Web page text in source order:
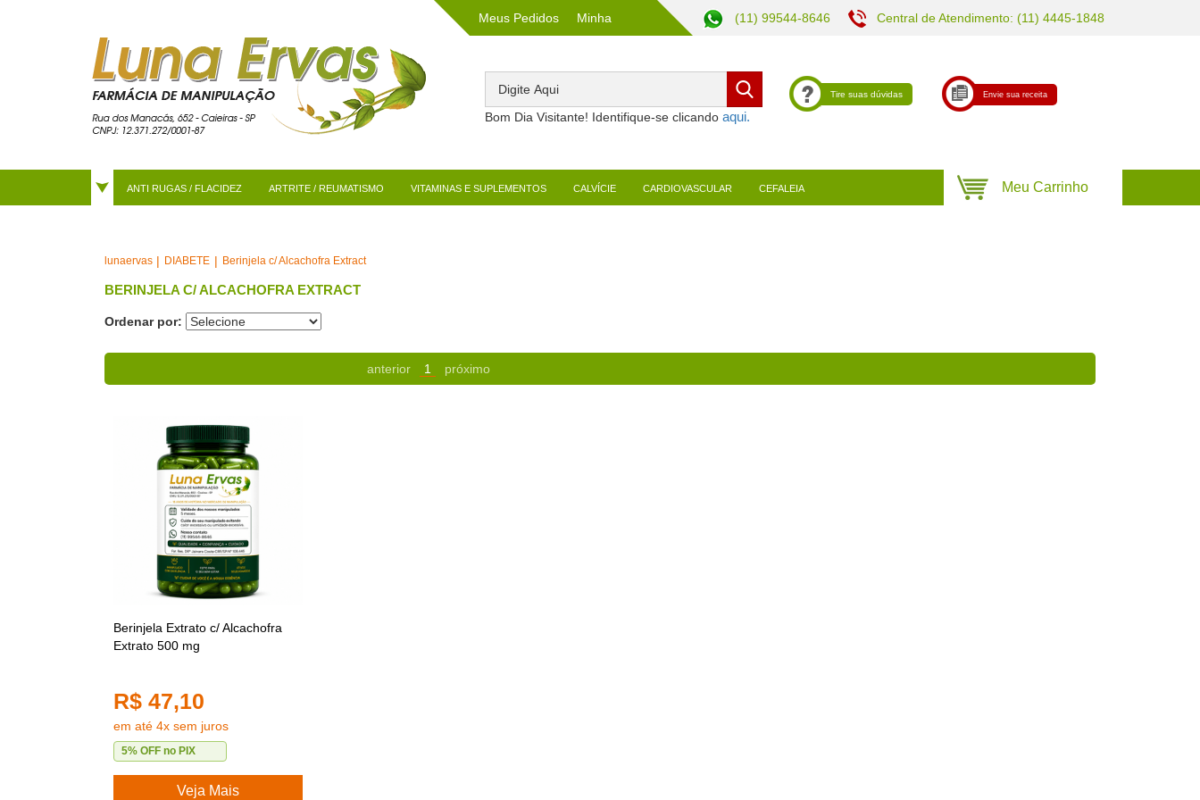
Meus Pedidos Minha (11) 99544-8646 Central de Atendimento: (11) 4445-1848
Bom Dia Visitante! Identifique-se clicando
Tire suas dúvidas Envie sua receita
ANTI RUGAS / FLACIDEZ ARTRITE / REUMATISMO VITAMINAS E SUPLEMENTOS CALVÍCIE CARDIOVASCULAR CEFALEIA
lunaervas DIABETE Berinjela c/ Alcachofra Extract
BERINJELA C/ ALCACHOFRA EXTRACT
Ordenar por:
anterior 1 próximo
Berinjela Extrato c/ Alcachofra
Extrato 500 mg
R$ 47,10
em até 4x sem juros
5% OFF no PIX
Veja Mais